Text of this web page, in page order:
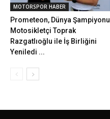
MOTORSPOR HABER
Prometeon, Dünya Şampiyonu
Motosikletçi Toprak
Razgatlıoğlu ile İş Birliğini
Yeniledi ...